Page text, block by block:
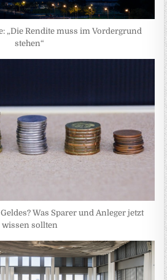
„Die Rendite muss im Vordergrund
stehen“
Was Sparer und Anleger jetzt
wissen sollten